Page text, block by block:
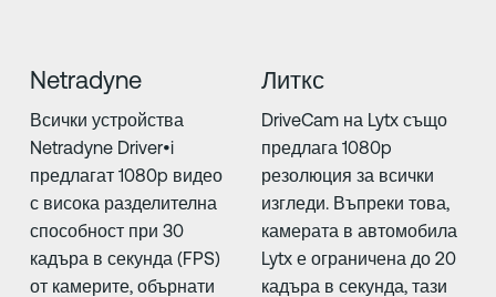
Netradyne
Всички устройства
Netradyne Driver•i
предлагат 1080p видео
с висока разделителна
способност при 30
кадъра в секунда (FPS)
от камерите, обърнати
Литкс
DriveCam на Lytx също
предлага 1080p
резолюция за всички
изгледи. Въпреки това,
камерата в автомобила
Lytx е ограничена до 20
кадъра в секунда, тази